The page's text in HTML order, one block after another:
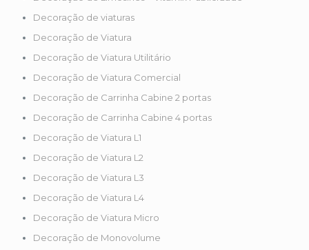
Decoração de viaturas
Decoração de Viatura
Decoração de Viatura Utilitário
Decoração de Viatura Comercial
Decoração de Carrinha Cabine 2 portas
Decoração de Carrinha Cabine 4 portas
Decoração de Viatura L1
Decoração de Viatura L2
Decoração de Viatura L3
Decoração de Viatura L4
Decoração de Viatura Micro
Decoração de Monovolume